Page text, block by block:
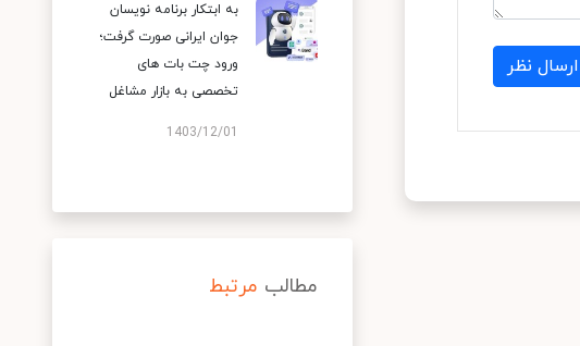
ارسال نظر
به ابتکار برنامه نویسان
جوان ایرانی صورت گرفت؛
ورود چت بات های
تخصصی به بازار مشاغل
1403/12/01
مطالب مرتبط